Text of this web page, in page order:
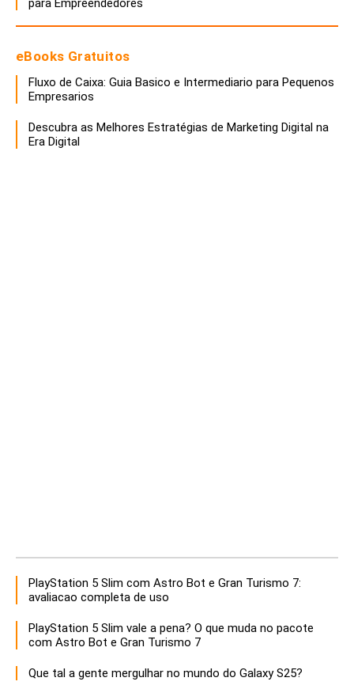
para Empreendedores
eBooks Gratuitos
Fluxo de Caixa: Guia Basico e Intermediario para Pequenos
Empresarios
Descubra as Melhores Estratégias de Marketing Digital na
Era Digital
PlayStation 5 Slim com Astro Bot e Gran Turismo 7:
avaliacao completa de uso
PlayStation 5 Slim vale a pena? O que muda no pacote
com Astro Bot e Gran Turismo 7
Que tal a gente mergulhar no mundo do Galaxy S25?